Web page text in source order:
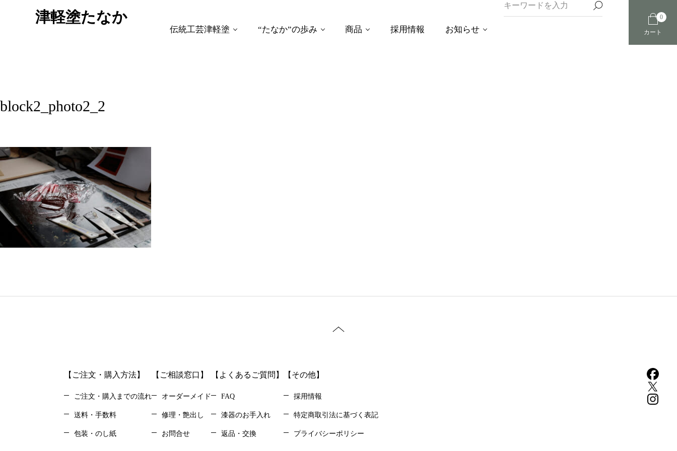
津軽塗たなか
カート
0
伝統工芸津軽塗 “たなか”の歩み 商品 採用情報 お知らせ
block2_photo2_2
【ご注文・購入方法】
ご注文・購入までの流れ
送料・手数料
包装・のし紙
【ご相談窓口】
オーダーメイド
修理・艶出し
お問合せ
【よくあるご質問】
FAQ
漆器のお手入れ
返品・交換
【その他】
採用情報
特定商取引法に基づく表記
プライバシーポリシー